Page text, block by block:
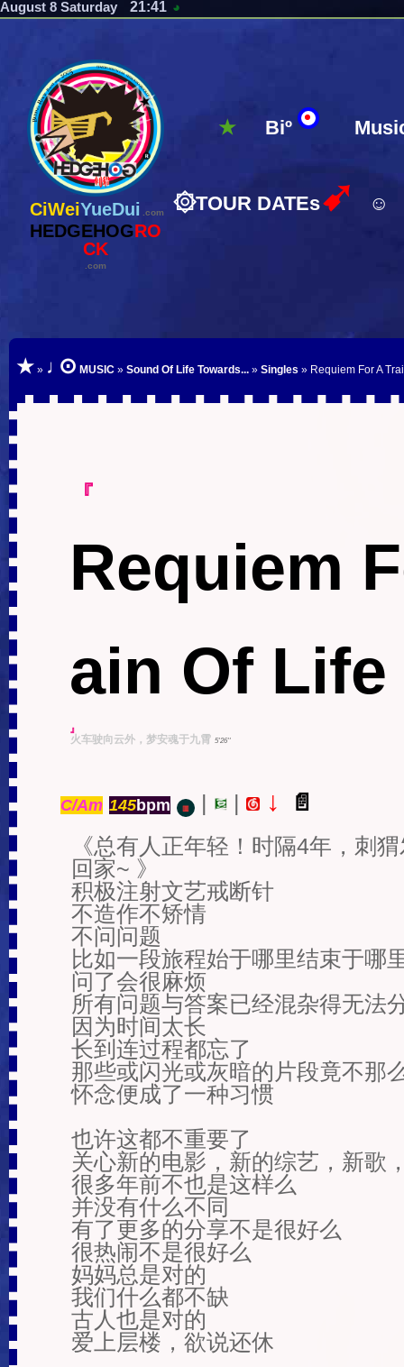
August 8 Saturday 21:41 ◕
CiWeiYueDui .com
HEDGEHOGRO
CK
.com
★ Biº
۞TOUR DATEs➹ ☺
★ » ♩⊙ MUSIC »Sound Of Life Towards... »Singles » Requiem For A
『
Requiem
ain Of Life
』
火车驶向云外，梦安魂于九霄 5'26''
C/Am 145bpm ▥ | | ↓
📄
《总有人正年轻！时隔4年，刺
回家~ 》
积极注射文艺戒断针
不造作不矫情
不问问题
比如一段旅程始于哪里结束于哪
问了会很麻烦
所有问题与答案已经混杂得无法
因为时间太长
长到连过程都忘了
那些或闪光或灰暗的片段竟不那
怀念便成了一种习惯
也许这都不重要了
关心新的电影，新的综艺，新歌
很多年前不也是这样么
并没有什么不同
有了更多的分享不是很好么
很热闹不是很好么
妈妈总是对的
我们什么都不缺
古人也是对的
爱上层楼，欲说还休